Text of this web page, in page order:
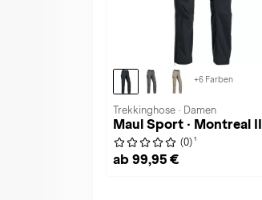
+6 Farben
Trekkinghose · Damen
Maul Sport · Montreal II
(0) 1
ab 99,95 €